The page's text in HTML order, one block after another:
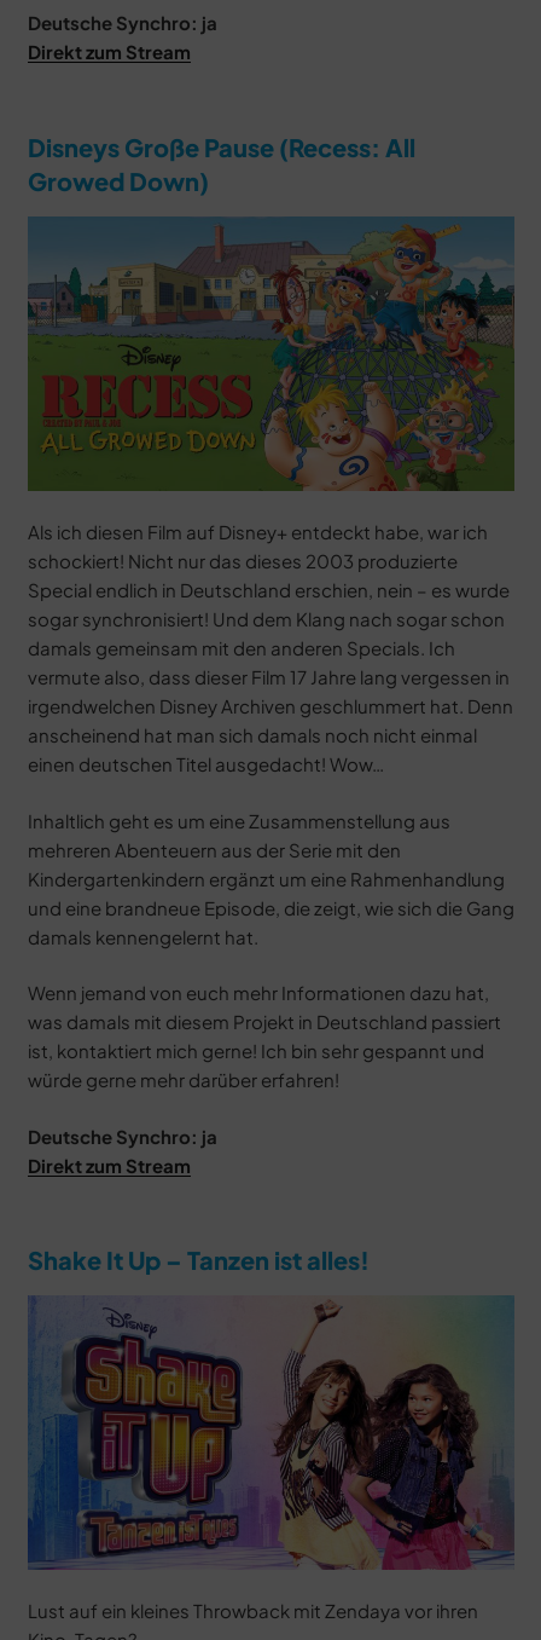
Deutsche Synchro: ja
Direkt zum Stream
Disneys Große Pause (Recess: All
Growed Down)
Als ich diesen Film auf Disney+ entdeckt habe, war ich
schockiert! Nicht nur das dieses 2003 produzierte
Special endlich in Deutschland erschien, nein – es wurde
sogar synchronisiert! Und dem Klang nach sogar schon
damals gemeinsam mit den anderen Specials. Ich
vermute also, dass dieser Film 17 Jahre lang vergessen in
irgendwelchen Disney Archiven geschlummert hat. Denn
anscheinend hat man sich damals noch nicht einmal
einen deutschen Titel ausgedacht! Wow…
Inhaltlich geht es um eine Zusammenstellung aus
mehreren Abenteuern aus der Serie mit den
Kindergartenkindern ergänzt um eine Rahmenhandlung
und eine brandneue Episode, die zeigt, wie sich die Gang
damals kennengelernt hat.
Wenn jemand von euch mehr Informationen dazu hat,
was damals mit diesem Projekt in Deutschland passiert
ist, kontaktiert mich gerne! Ich bin sehr gespannt und
würde gerne mehr darüber erfahren!
Deutsche Synchro: ja
Direkt zum Stream
Shake It Up – Tanzen ist alles!
Lust auf ein kleines Throwback mit Zendaya vor ihren